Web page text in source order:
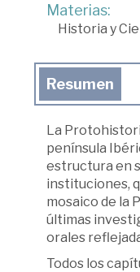
Materias:
Historia y
Resumen
La
península
estructura en
instituciones,
mosaico de la
últimas
orales
Todos los